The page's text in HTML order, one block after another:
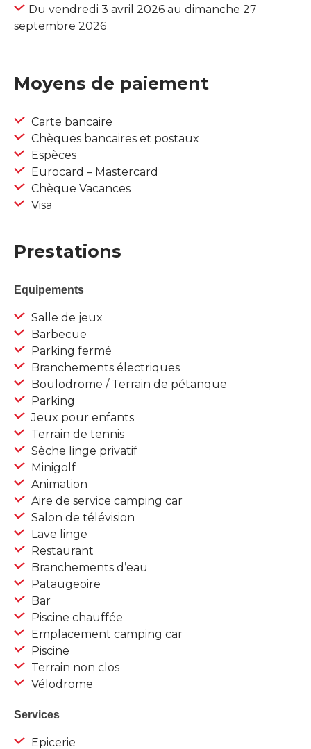
Du vendredi 3 avril 2026 au dimanche 27
septembre 2026
Moyens de paiement
Carte bancaire
Chèques bancaires et postaux
Espèces
Eurocard – Mastercard
Chèque Vacances
Visa
Prestations
Equipements
Salle de jeux
Barbecue
Parking fermé
Branchements électriques
Boulodrome / Terrain de pétanque
Parking
Jeux pour enfants
Terrain de tennis
Sèche linge privatif
Minigolf
Animation
Aire de service camping car
Salon de télévision
Lave linge
Restaurant
Branchements d’eau
Pataugeoire
Bar
Piscine chauffée
Emplacement camping car
Piscine
Terrain non clos
Vélodrome
Services
Epicerie